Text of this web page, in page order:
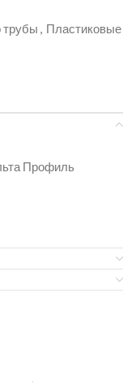
трубы , Пластиковые
Профиль